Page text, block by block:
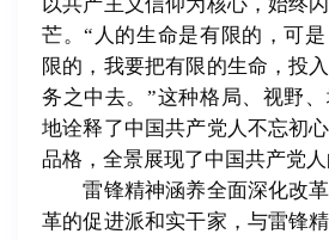
以共产主义信仰为核心，始终
芒。“人的生命是有限的，可
限的，我要把有限的生命，投
务之中去。”这种格局、视野
地诠释了中国共产党人不忘初
品格，全景展现了中国共产党人
雷锋精神涵养全面深化改革
革的促进派和实干家，与雷锋